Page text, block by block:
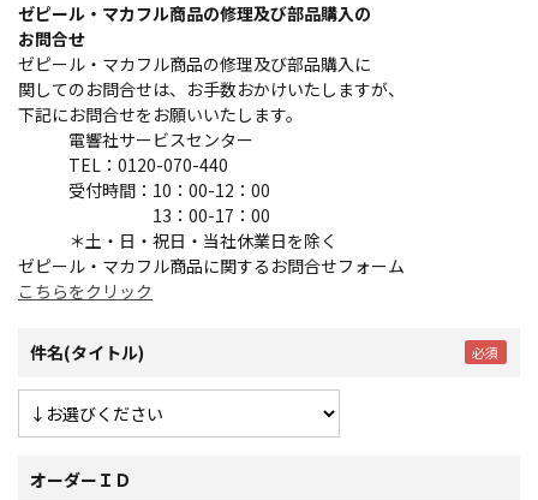
ゼピール・マカフル商品の修理及び部品購入の
お問合せ
ゼピール・マカフル商品の修理及び部品購入に
関してのお問合せは、お手数おかけいたしますが、
下記にお問合せをお願いいたします。
電響社サービスセンター
TEL：0120-070-440
受付時間：10：00-12：00
13：00-17：00
＊土・日・祝日・当社休業日を除く
ゼピール・マカフル商品に関するお問合せフォーム
こちらをクリック
件名(タイトル)
オーダーＩＤ